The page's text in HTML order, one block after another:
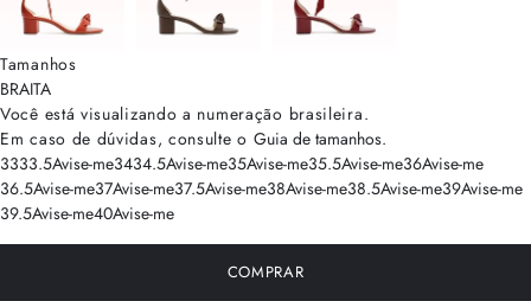
Tamanhos
BRAITA
Você está visualizando a numeração brasileira.
Em caso de dúvidas, consulte o Guia de tamanhos.
3333.5Avise-me3434.5Avise-me35Avise-me35.5Avise-me36Avise-me
36.5Avise-me37Avise-me37.5Avise-me38Avise-me38.5Avise-me39Avise-me
39.5Avise-me40Avise-me
COMPRAR